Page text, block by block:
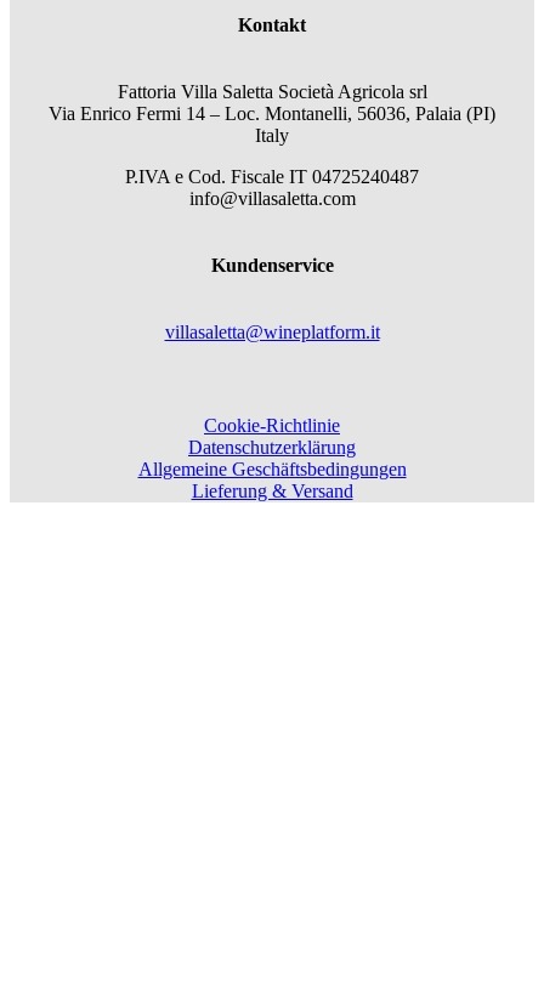
Kontakt
Fattoria Villa Saletta Società Agricola srl
Via Enrico Fermi 14 – Loc. Montanelli, 56036, Palaia (PI)
Italy
P.IVA e Cod. Fiscale IT 04725240487
info@villasaletta.com
Kundenservice
villasaletta@wineplatform.it
Cookie-Richtlinie
Datenschutzerklärung
Allgemeine Geschäftsbedingungen
Lieferung & Versand